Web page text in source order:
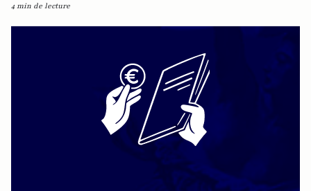
4 min de lecture